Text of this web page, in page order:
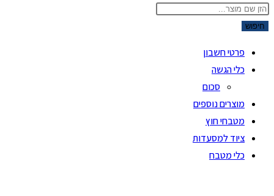
Products
search
חיפוש
פרטי חשבון
כלי הגשה
סכום
מוצרים נוספים
מטבחי חוץ
ציוד למסעדות
כלי מטבח